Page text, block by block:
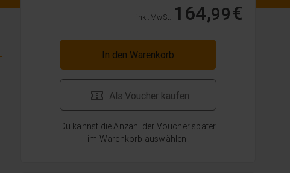
inkl. MwSt. 164,99€
In den Warenkorb
Als Voucher kaufen
Du kannst die Anzahl der Voucher später
im Warenkorb auswählen.